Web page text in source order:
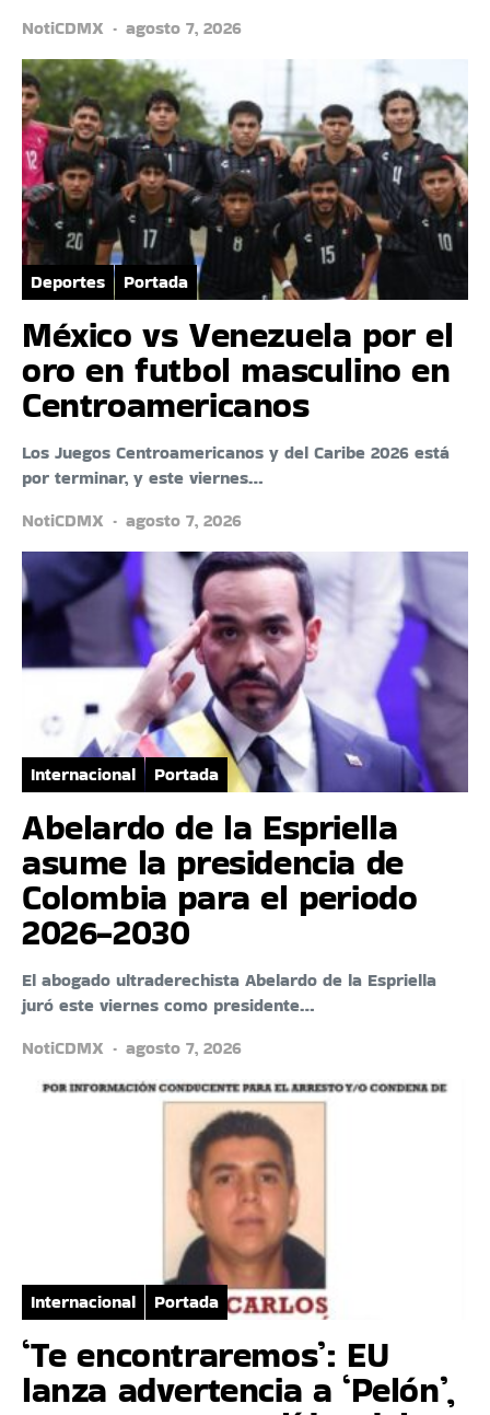
NotiCDMX
agosto 7, 2026
Deportes Portada
México vs Venezuela por el
oro en futbol masculino en
Centroamericanos
Los Juegos Centroamericanos y del Caribe 2026 está
por terminar, y este viernes…
NotiCDMX
agosto 7, 2026
Internacional Portada
Abelardo de la Espriella
asume la presidencia de
Colombia para el periodo
2026-2030
El abogado ultraderechista Abelardo de la Espriella
juró este viernes como presidente…
NotiCDMX
agosto 7, 2026
Internacional Portada
‘Te encontraremos’: EU
lanza advertencia a ‘Pelón’,